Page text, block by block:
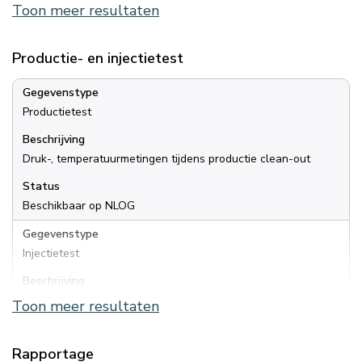
Beschrijving
Status
Beschikbaar op NLOG
Gegevenstype
Kernplugmetingen
Beschrijving
Klinkenberg-permeabiliteit, brijn-permeabiliteit (onder druk)
Status
Beschikbaar op NLOG
Gegevenstype
Geomechanische metingen afsluitende laag
Geomechanische metingen op kernen afsluitende lagen
Beschikbaar op NLOG
Toon meer resultaten
Productie- en injectietest
Gegevenstype
Productietest
Beschrijving
Druk-, temperatuurmetingen tijdens productie clean-out
Status
Beschikbaar op NLOG
Gegevenstype
Injectietest
Beschrijving
Druk- temperatuurmetingen tijdens injectietest
Beschikbaar op NLOG
Toon meer resultaten
Rapportage